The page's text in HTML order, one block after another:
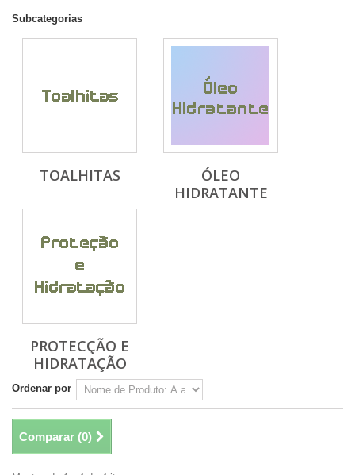
Subcategorias
TOALHITAS
ÓLEO
HIDRATANTE
PROTECÇÃO E
HIDRATAÇÃO
Ordenar por
Comparar (0)